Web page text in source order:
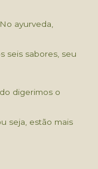
ayurveda,
seis sabores, seu
digerimos o
seja, estão mais